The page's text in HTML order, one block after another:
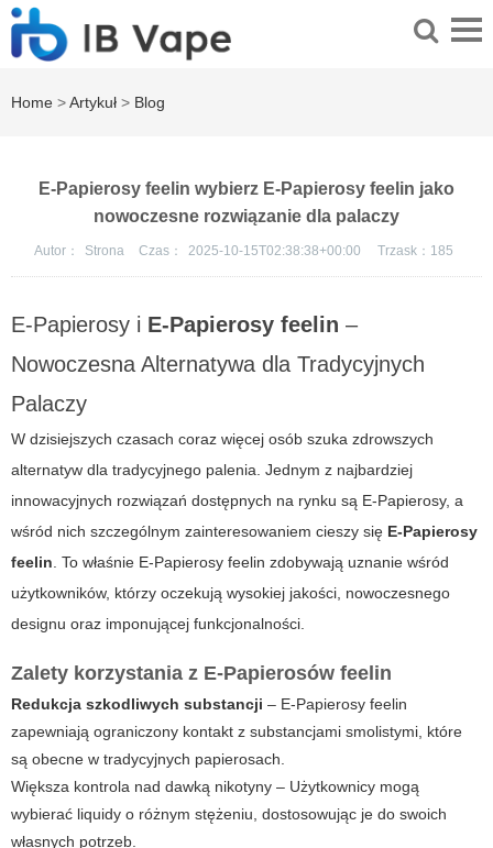
Home >Artykuł > Blog
E-Papierosy feelin wybierz E-Papierosy feelin jako
nowoczesne rozwiązanie dla palaczy
Autor： Strona Czas： 2025-10-15T02:38:38+00:00 Trzask： 185
E-Papierosy i E-Papierosy feelin –
Nowoczesna Alternatywa dla Tradycyjnych
Palaczy
W dzisiejszych czasach coraz więcej osób szuka zdrowszych
alternatyw dla tradycyjnego palenia. Jednym z najbardziej
innowacyjnych rozwiązań dostępnych na rynku są E-Papierosy, a
wśród nich szczególnym zainteresowaniem cieszy się E-Papierosy
feelin. To właśnie E-Papierosy feelin zdobywają uznanie wśród
użytkowników, którzy oczekują wysokiej jakości, nowoczesnego
designu oraz imponującej funkcjonalności.
Zalety korzystania z E-Papierosów feelin
Redukcja szkodliwych substancji – E-Papierosy feelin
zapewniają ograniczony kontakt z substancjami smolistymi, które
są obecne w tradycyjnych papierosach.
Większa kontrola nad dawką nikotyny – Użytkownicy mogą
wybierać liquidy o różnym stężeniu, dostosowując je do swoich
własnych potrzeb.